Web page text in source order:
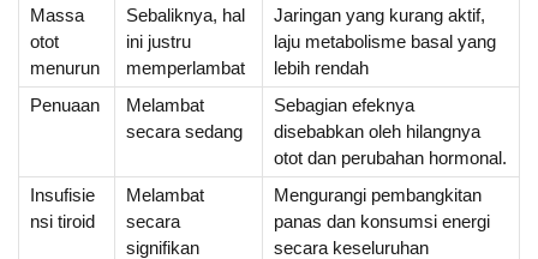
Massa
otot
menurun
Sebaliknya, hal
ini justru
memperlambat
Jaringan yang kurang aktif,
laju metabolisme basal yang
lebih rendah
Penuaan
Melambat
secara sedang
Sebagian efeknya
disebabkan oleh hilangnya
otot dan perubahan hormonal.
Insufisie
nsi tiroid
Melambat
secara
signifikan
Mengurangi pembangkitan
panas dan konsumsi energi
secara keseluruhan